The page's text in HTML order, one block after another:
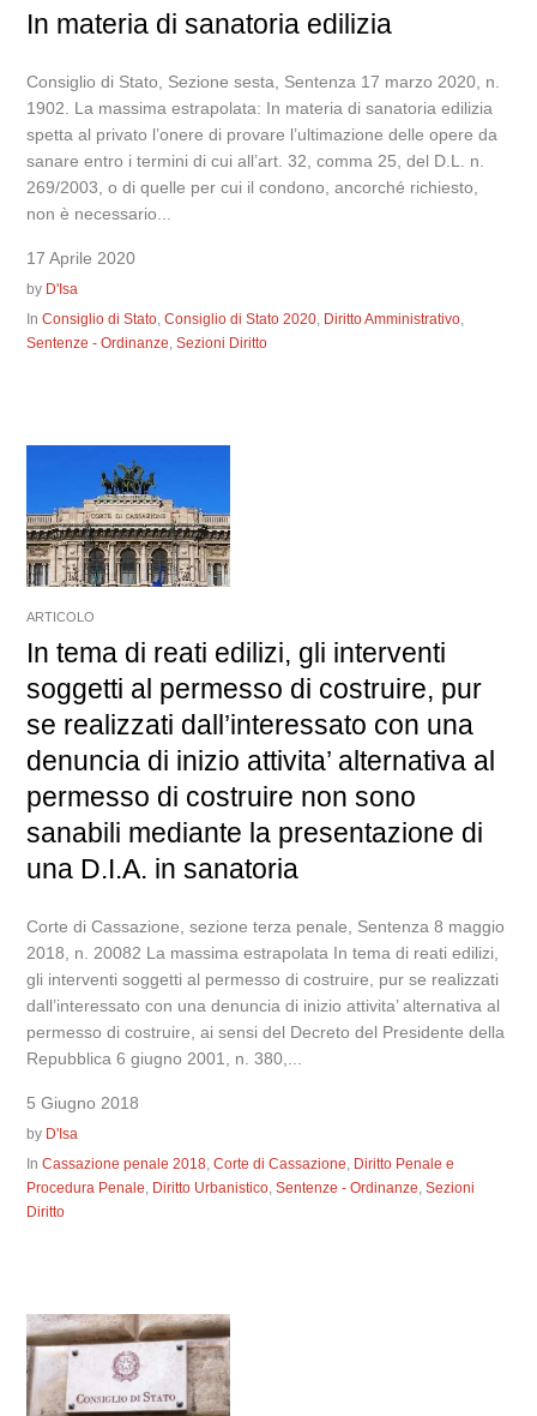
In materia di sanatoria edilizia
Consiglio di Stato, Sezione sesta, Sentenza 17 marzo 2020, n.
1902. La massima estrapolata: In materia di sanatoria edilizia
spetta al privato l’onere di provare l’ultimazione delle opere da
sanare entro i termini di cui all’art. 32, comma 25, del D.L. n.
269/2003, o di quelle per cui il condono, ancorché richiesto,
non è necessario...
17 Aprile 2020
by D'Isa
InConsiglio di Stato,Consiglio di Stato 2020, Diritto Amministrativo,
Sentenze - Ordinanze,Sezioni Diritto
ARTICOLO
In tema di reati edilizi, gli interventi
soggetti al permesso di costruire, pur
se realizzati dall’interessato con una
denuncia di inizio attivita’ alternativa al
permesso di costruire non sono
sanabili mediante la presentazione di
una D.I.A. in sanatoria
Corte di Cassazione, sezione terza penale, Sentenza 8 maggio
2018, n. 20082 La massima estrapolata In tema di reati edilizi,
gli interventi soggetti al permesso di costruire, pur se realizzati
dall’interessato con una denuncia di inizio attivita’ alternativa al
permesso di costruire, ai sensi del Decreto del Presidente della
Repubblica 6 giugno 2001, n. 380,...
5 Giugno 2018
by D'Isa
InCassazione penale 2018,Corte di Cassazione, Diritto Penale e
Procedura Penale, Diritto Urbanistico,Sentenze - Ordinanze,Sezioni
Diritto